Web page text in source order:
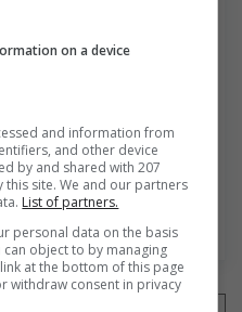
Ltée
en 1968, Quantum a
et est devenue le
de choix des
public. Notre mission
indéfectible...
on a device
and information from
and other device
by and shared with 207
site. We and our partners
List of partners.
personal data on the basis
object to by managing
at the bottom of this page
withdraw consent in privacy